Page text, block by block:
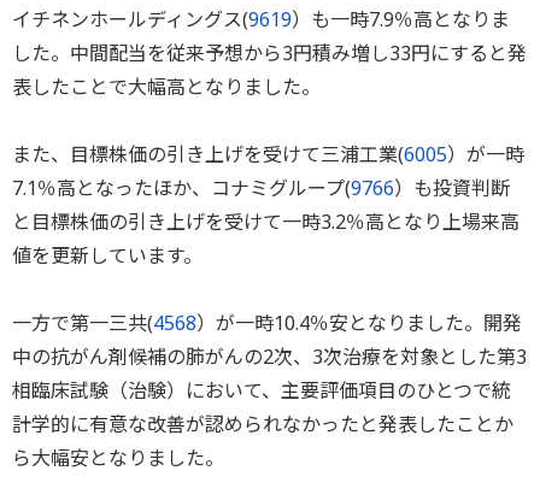
イチネンホールディングス(9619）も一時7.9％高となりま
した。中間配当を従来予想から3円積み増し33円にすると発
表したことで大幅高となりました。
また、目標株価の引き上げを受けて三浦工業(6005）が一時
7.1％高となったほか、コナミグループ(9766）も投資判断
と目標株価の引き上げを受けて一時3.2％高となり上場来高
値を更新しています。
一方で第一三共(4568）が一時10.4％安となりました。開発
中の抗がん剤候補の肺がんの2次、3次治療を対象とした第3
相臨床試験（治験）において、主要評価項目のひとつで統
計学的に有意な改善が認められなかったと発表したことか
ら大幅安となりました。